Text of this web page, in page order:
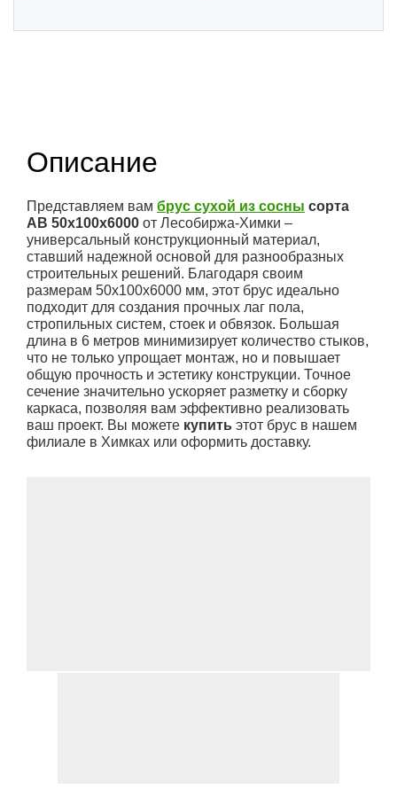
Описание
Представляем вам брус сухой из сосны сорта
АВ 50x100x6000 от Лесобиржа-Химки –
универсальный конструкционный материал,
ставший надежной основой для разнообразных
строительных решений. Благодаря своим
размерам 50x100x6000 мм, этот брус идеально
подходит для создания прочных лаг пола,
стропильных систем, стоек и обвязок. Большая
длина в 6 метров минимизирует количество стыков,
что не только упрощает монтаж, но и повышает
общую прочность и эстетику конструкции. Точное
сечение значительно ускоряет разметку и сборку
каркаса, позволяя вам эффективно реализовать
ваш проект. Вы можете купить этот брус в нашем
филиале в Химках или оформить доставку.